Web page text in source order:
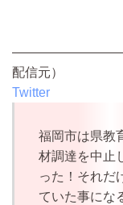
配信元）
Twitter
福岡市は県教
材調達を中止
った！それだ
ていた事にな